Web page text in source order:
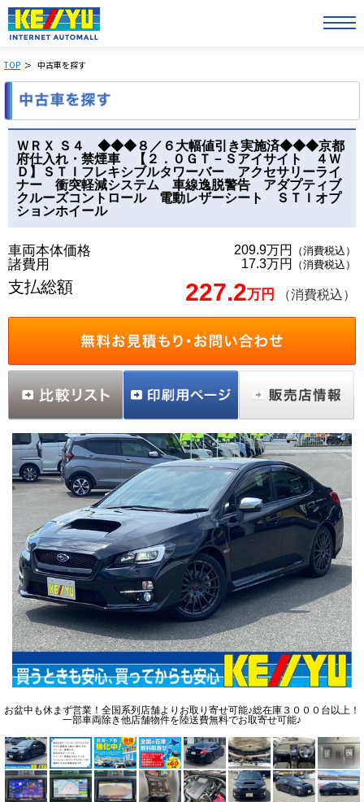
TOP 中古車を探す
ＷＲＸ Ｓ４ ◆◆◆８／６大幅値引き実施済◆◆◆京都
府仕入れ・禁煙車 【２．０ＧＴ－Ｓアイサイト ４Ｗ
Ｄ】ＳＴＩフレキシブルタワーバー アクセサリーライ
ナー 衝突軽減システム 車線逸脱警告 アダプティブ
クルーズコントロール 電動レザーシート ＳＴＩオプ
ションホイール
車両本体価格 209.9万円 （消費税込）
諸費用 17.3万円 （消費税込）
支払総額 227.2万円 （消費税込）
お盆中も休まず営業！全国系列店舗よりお取り寄せ可能♪総在庫３０００台以上！
一部車両除き他店舗物件を陸送費無料でお取寄せ可能♪